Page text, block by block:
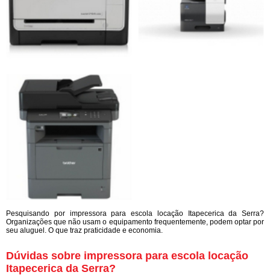
Pesquisando por impressora para escola locação Itapecerica da Serra?
Organizações que não usam o equipamento frequentemente, podem optar por
seu aluguel. O que traz praticidade e economia.
Dúvidas sobre impressora para escola locação
Itapecerica da Serra?